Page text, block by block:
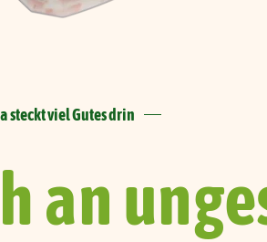
steckt viel Gutes drin
an